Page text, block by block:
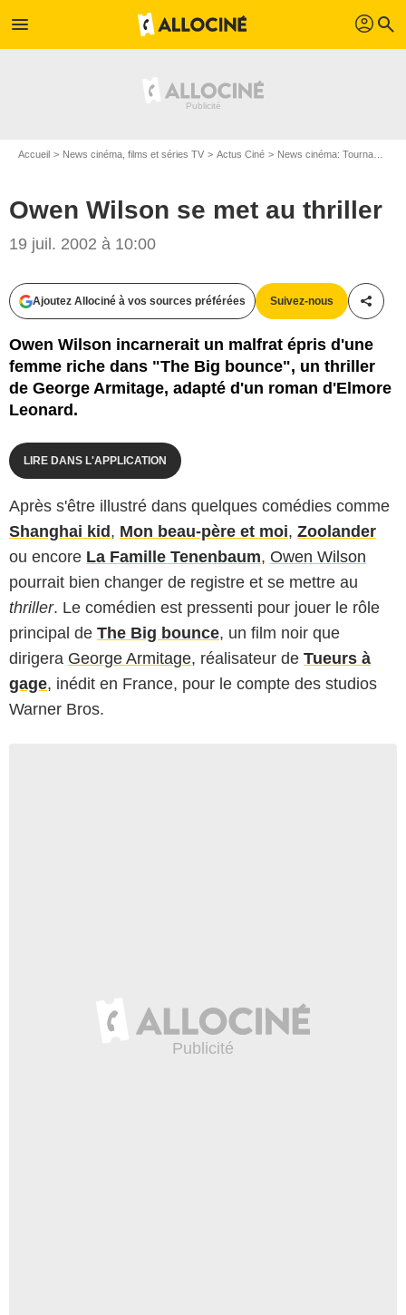
menu profil search
Accueil News cinéma, films et séries TV Actus Ciné News cinéma: Tournages
Owen Wilson se met au thriller
19 juil. 2002 à 10:00
Ajoutez Allociné à vos sources préférées Suivez-nous
Owen Wilson incarnerait un malfrat épris d'une
femme riche dans "The Big bounce", un thriller
de George Armitage, adapté d'un roman d'Elmore
Leonard.
LIRE DANS L'APPLICATION
Après s'être illustré dans quelques comédies comme
Shanghai kid, Mon beau-père et moi, Zoolander
ou encore La Famille Tenenbaum, Owen Wilson
pourrait bien changer de registre et se mettre au
thriller. Le comédien est pressenti pour jouer le rôle
principal de The Big bounce, un film noir que
dirigera George Armitage, réalisateur de Tueurs à
gage, inédit en France, pour le compte des studios
Warner Bros.